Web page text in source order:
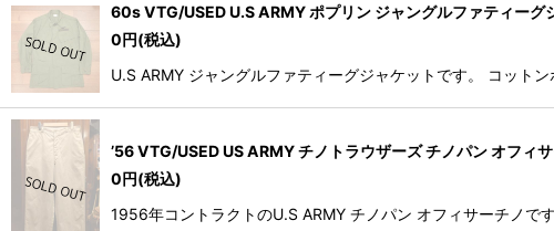
60s VTG/USED U.S ARMY ポプリン ジャングルファティー
0円(税込)
U.S ARMY ジャングルファティーグジャケットです。 コット
’56 VTG/USED US ARMY チノトラウザーズ チノパン オフ
0 円(税込)
1956年コントラクトのU.S ARMY チノパン オフィサーチノ